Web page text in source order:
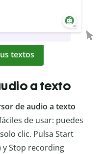
textos
a texto
de audio a texto
de usar: puedes
clic. Pulsa Start
y Stop recording